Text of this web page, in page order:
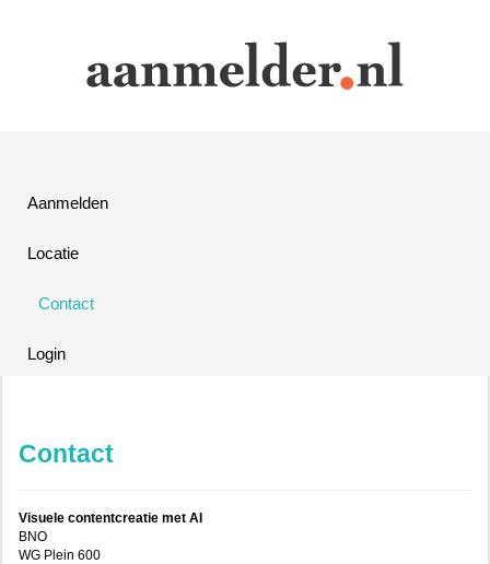
Aanmelden
Locatie
Contact
Login
Contact
Visuele contentcreatie met AI
BNO
WG Plein 600